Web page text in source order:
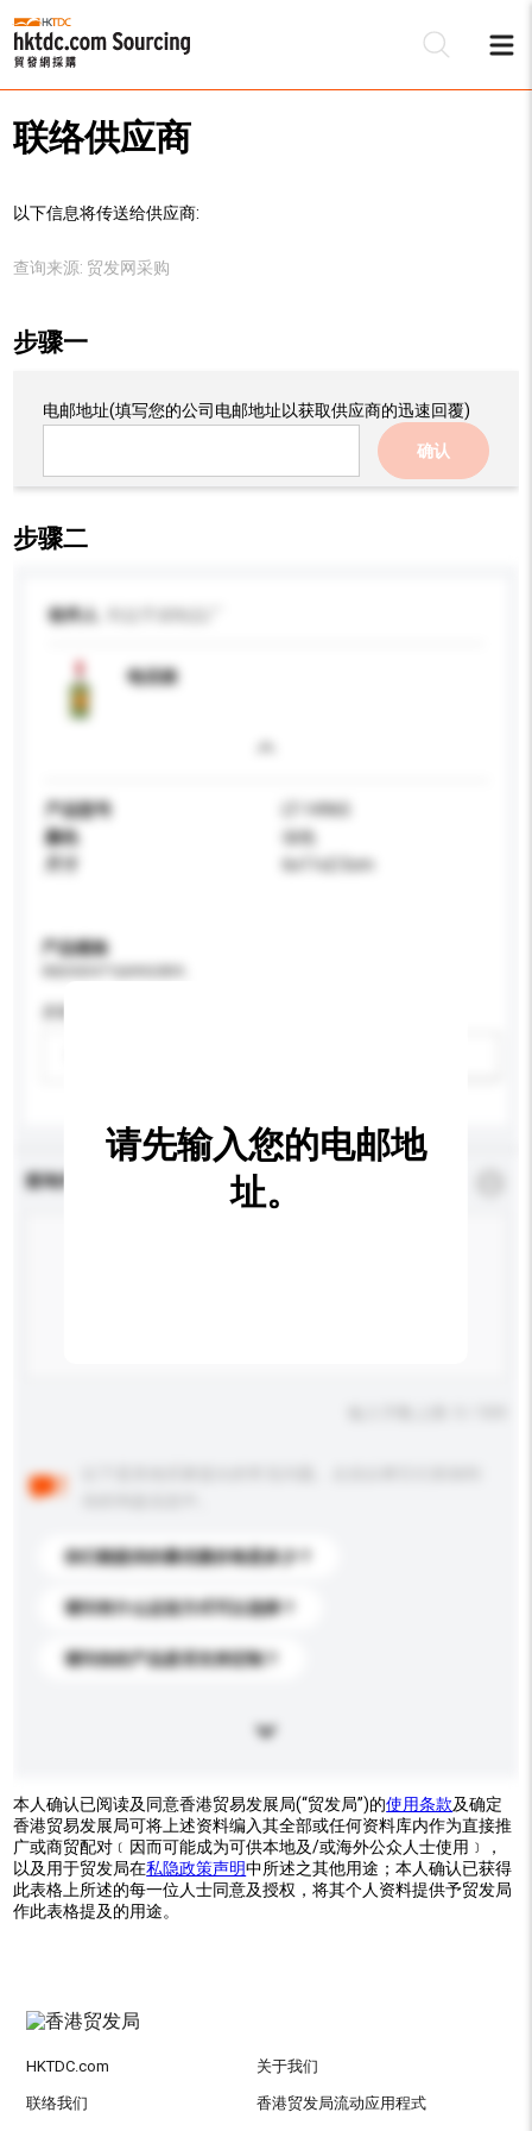
联络供应商
以下信息将传送给供应商:
查询来源: 贸发网采购
步骤一
电邮地址(填写您的公司电邮地址以获取供应商的迅速回覆)
确认
步骤二
收件人
电话袋
产品型号
LT-14965
颜色
绿色
6x11x2.5cm
产品规格
查询内容
你们能提供的最优惠价格是多少？
请问有什么运送方式可以选择？
请问你的产品是否支持定制？
请先输入您的电邮地
址。
本人确认已阅读及同意香港贸易发展局(“贸发局”)的使用条款及确定
香港贸易发展局可将上述资料编入其全部或任何资料库内作为直接推
广或商贸配对﹝因而可能成为可供本地及/或海外公众人士使用﹞，
以及用于贸发局在私隐政策声明中所述之其他用途；本人确认已获得
此表格上所述的每一位人士同意及授权，将其个人资料提供予贸发局
作此表格提及的用途。
HKTDC.com 关于我们
联络我们 香港贸发局流动应用程式